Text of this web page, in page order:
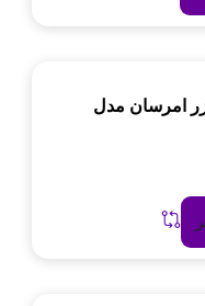
امرسان مدل